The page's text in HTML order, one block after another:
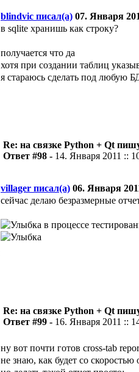
blindvic писал(а) 07. Января
в sqlite хранишь как строку?
получается что да
хотя при создании таблиц
я стараюсь сделать под любую
Re: на связке Python + Qt
Ответ #98 - 14. Января 2011 ::
villager писал(а) 06. Января
сейчас делаю безразмерные
в процессе
Re: на связке Python + Qt
Ответ #99 - 16. Января 2011 ::
ну вот почти готов cross-tab
не знаю, как будет со